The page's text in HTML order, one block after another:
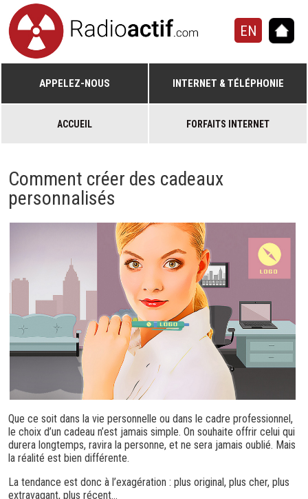
EN
APPELEZ-NOUS INTERNET & TÉLÉPHONIE
ACCUEIL FORFAITS INTERNET
Comment créer des cadeaux
personnalisés
Que ce soit dans la vie personnelle ou dans le cadre professionnel,
le choix d’un cadeau n’est jamais simple. On souhaite offrir celui qui
durera longtemps, ravira la personne, et ne sera jamais oublié. Mais
la réalité est bien différente.
La tendance est donc à l’exagération : plus original, plus cher, plus
extravagant, plus récent…